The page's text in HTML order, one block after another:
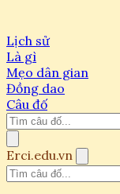
Lịch sử
Là gì
Mẹo dân gian
Đồng dao
Câu đố
Erci.edu.vn